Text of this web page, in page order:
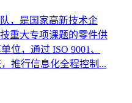
，是国家高新技术企
重大专项课题的零件供
位，通过 ISO 9001、
推行信息化全程控制...